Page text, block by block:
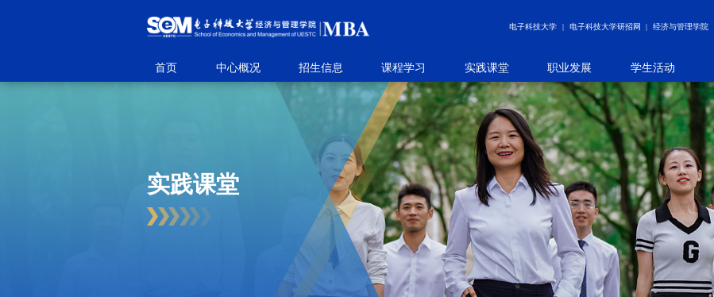
电子科技大学 电子科技大学研招网 经济与管理学院
首页 中心概况 招生信息 课程学习 实践课堂 职业发展 学生活动
实践课堂